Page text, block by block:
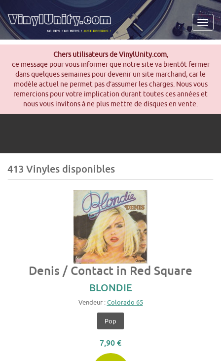
Chers utilisateurs de VinylUnity.com,
ce message pour vous informer que notre site va bientôt fermer
dans quelques semaines pour devenir un site marchand, car le
modèle actuel ne permet pas d’assumer les charges. Nous vous
remercions pour votre implication durant toutes ces années et
nous vous invitons à ne plus mettre de disques en vente.
413 Vinyles disponibles
Denis / Contact in Red Square
BLONDIE
Vendeur :Colorado 65
Pop
7,90 €